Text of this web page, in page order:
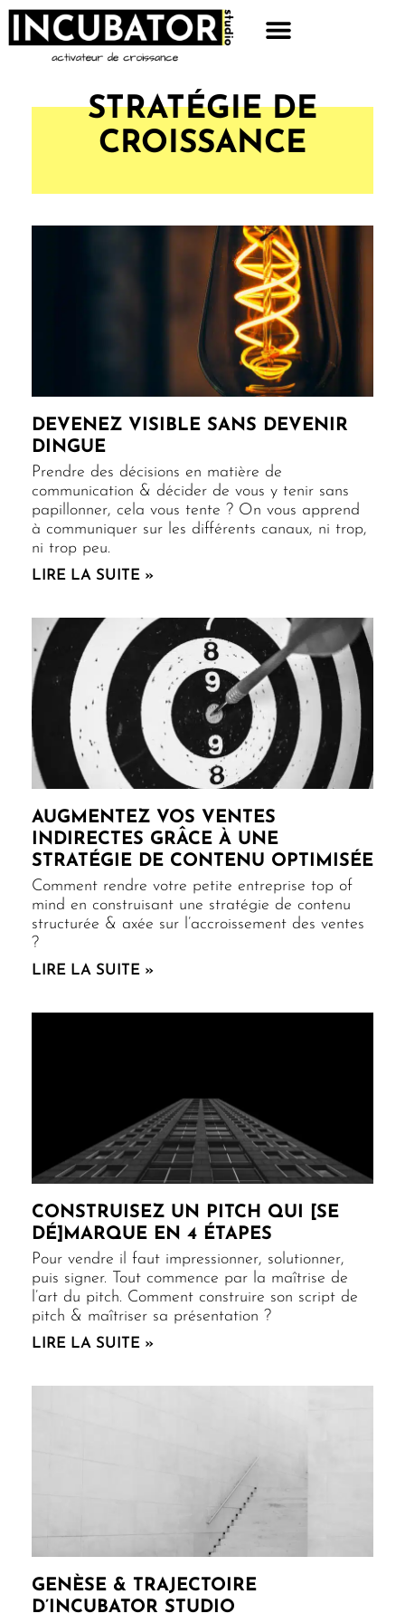
STRATÉGIE DE
CROISSANCE
DEVENEZ VISIBLE SANS DEVENIR
DINGUE
Prendre des décisions en matière de
communication & décider de vous y tenir sans
papillonner, cela vous tente ? On vous apprend
à communiquer sur les différents canaux, ni trop,
ni trop peu.
LIRE LA SUITE »
AUGMENTEZ VOS VENTES
INDIRECTES GRÂCE À UNE
STRATÉGIE DE CONTENU OPTIMISÉE
Comment rendre votre petite entreprise top of
mind en construisant une stratégie de contenu
structurée & axée sur l’accroissement des ventes
?
LIRE LA SUITE »
CONSTRUISEZ UN PITCH QUI [SE
DÉ]MARQUE EN 4 ÉTAPES
Pour vendre il faut impressionner, solutionner,
puis signer. Tout commence par la maîtrise de
l’art du pitch. Comment construire son script de
pitch & maîtriser sa présentation ?
LIRE LA SUITE »
GENÈSE & TRAJECTOIRE
D’INCUBATOR STUDIO